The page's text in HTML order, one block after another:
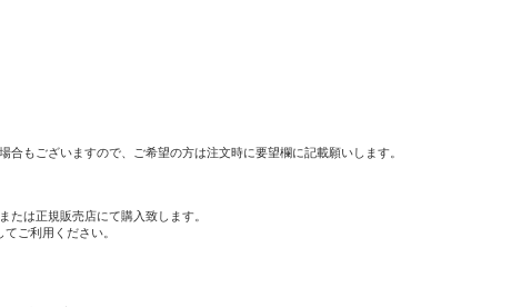
合もございますので、ご希望の方は注文時に要望欄に記載願いします。
たは正規販売店にて購入致します。
ご利用ください。